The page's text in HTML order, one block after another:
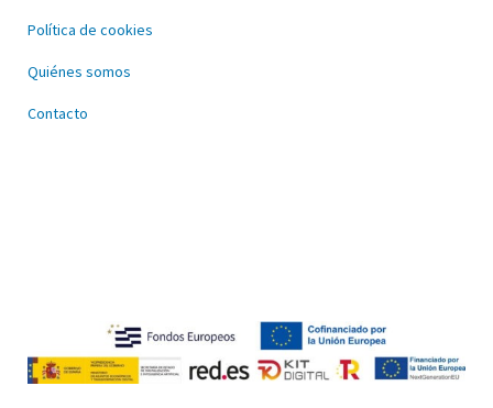
Política de cookies
Quiénes somos
Contacto